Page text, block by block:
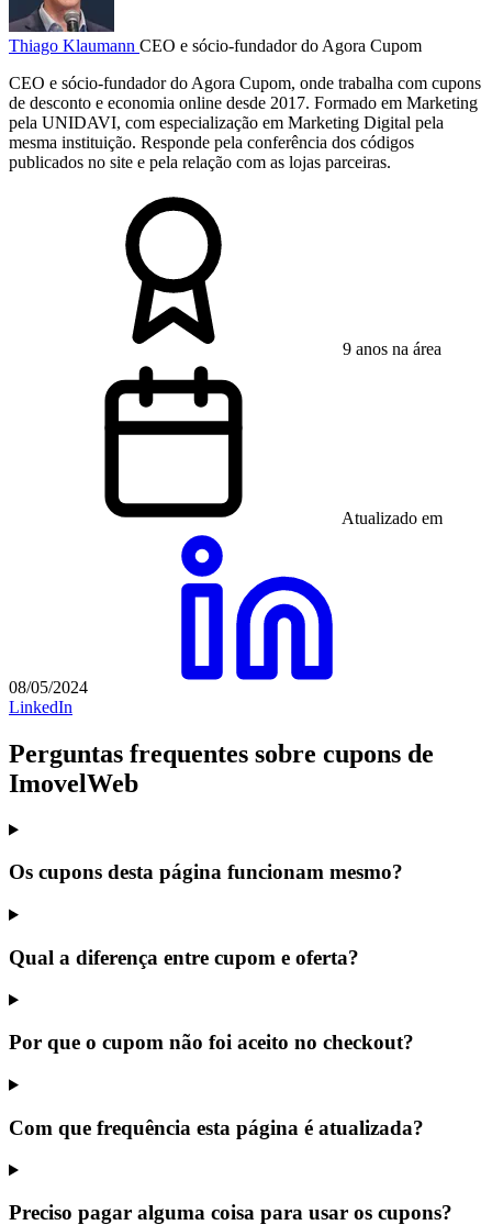
Thiago Klaumann CEO e sócio-fundador do Agora Cupom
CEO e sócio-fundador do Agora Cupom, onde trabalha com cupons
de desconto e economia online desde 2017. Formado em Marketing
pela UNIDAVI, com especialização em Marketing Digital pela
mesma instituição. Responde pela conferência dos códigos
publicados no site e pela relação com as lojas parceiras.
9 anos na área
Atualizado em
08/05/2024
LinkedIn
Perguntas frequentes sobre cupons de
ImovelWeb
Os cupons desta página funcionam mesmo?
Qual a diferença entre cupom e oferta?
Por que o cupom não foi aceito no checkout?
Com que frequência esta página é atualizada?
Preciso pagar alguma coisa para usar os cupons?